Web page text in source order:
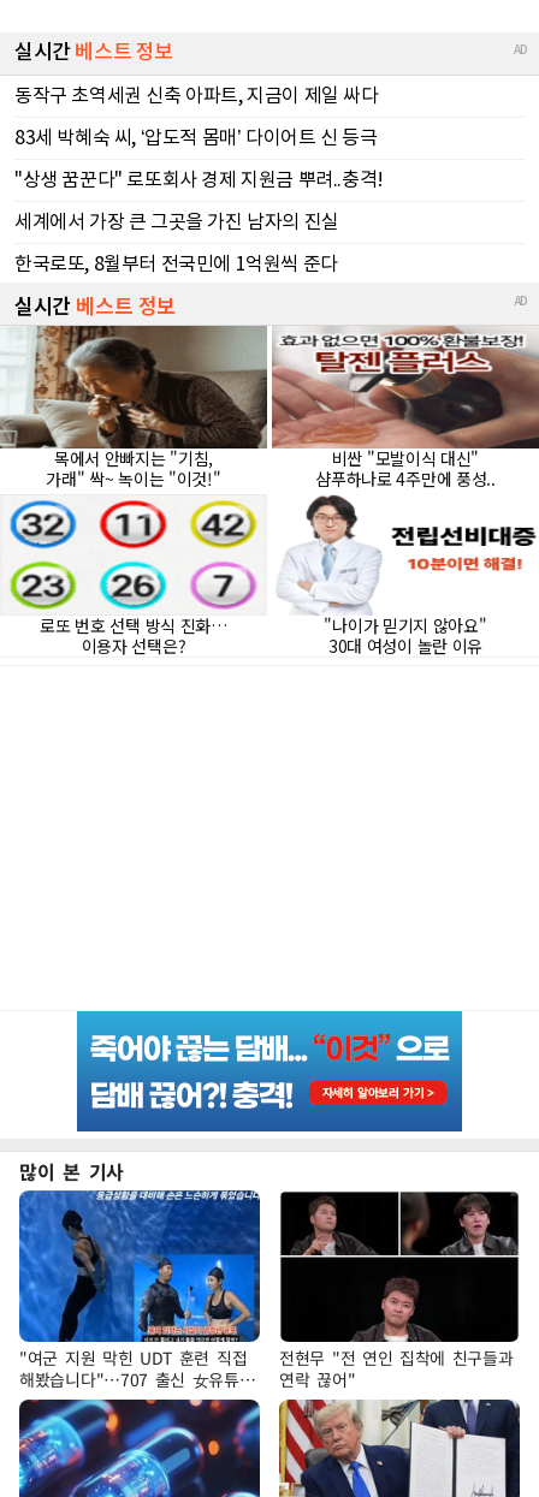
많이 본 기사
"여군 지원 막힌 UDT 훈련 직접
해봤습니다"…707 출신 女유튜버
'완벽 소화'
전현무 "전 연인 집착에 친구들과
연락 끊어"